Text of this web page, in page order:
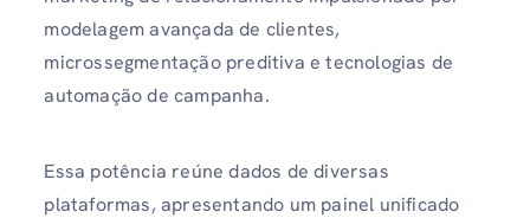
modelagem avançada de clientes,
microssegmentação preditiva e tecnologias de
automação de campanha.
Essa potência reúne dados de diversas
plataformas, apresentando um painel unificado